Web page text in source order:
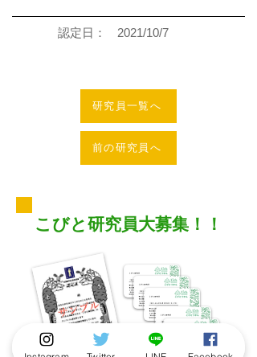
認定日： 2021/10/7
研究員一覧へ
前の研究員へ
こびと研究員大募集！！